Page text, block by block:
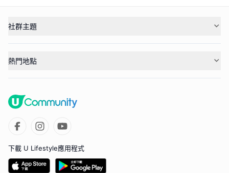
社群主題
熱門地點
下載 U Lifestyle應用程式